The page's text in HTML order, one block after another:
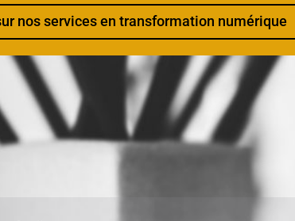
nos services en transformation numérique